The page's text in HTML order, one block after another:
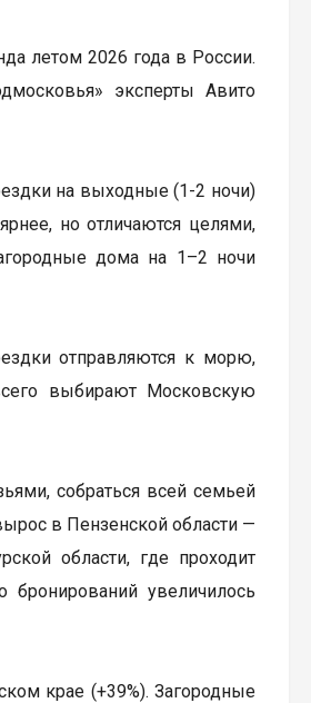
летом 2026 года в России.
эксперты Авито
на выходные (1-2 ночи)
но отличаются целями,
дома на 1–2 ночи
отправляются к морю,
выбирают Московскую
собраться всей семьей
в Пензенской области —
области, где проходит
бронирований увеличилось
крае (+39%). Загородные